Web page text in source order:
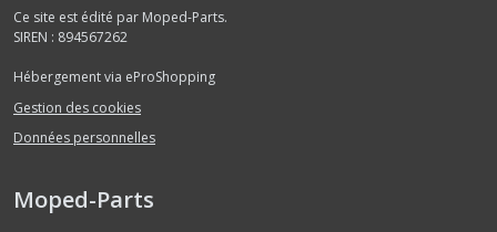
Ce site est édité par Moped-Parts.
SIREN : 894567262
Hébergement via eProShopping
Gestion des cookies
Données personnelles
Moped-Parts